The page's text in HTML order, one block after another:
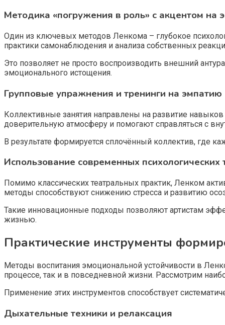
Методика «погружения в роль» с акцентом на
Один из ключевых методов Ленкома – глубокое
практики самонаблюдения и анализа собственных
Это позволяет не просто воспроизводить внешний
эмоционального истощения.
Групповые упражнения и тренинги на эмпатию
Коллективные занятия направлены на развитие
доверительную атмосферу и помогают справляться с
В результате формируется сплочённый коллектив, где
Использование современных психологических
Помимо классических театральных практик, Ленком
методы способствуют снижению стресса и развитию
Такие инновационные подходы позволяют артистам
жизнью.
Практические инструменты
Методы воспитания эмоциональной устойчивости в
процессе, так и в повседневной жизни. Рассмотрим
Применение этих инструментов способствует
Дыхательные техники и релаксация